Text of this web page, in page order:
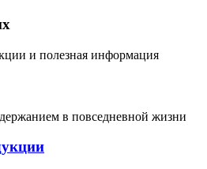
и полезная информация
в повседневной жизни